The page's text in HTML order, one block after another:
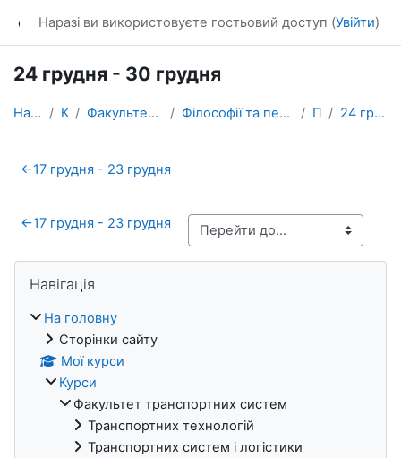
Наразі ви використовуєте гостьовий доступ (Увійти)
24 грудня - 30 грудня
На головну Курси Факультет транспортних систем Філософії та педагогіки професійної підготовки ПЛ_22 24 грудня - 30 грудня
Схема розділу
←17 грудня - 23 грудня
←17 грудня - 23 грудня
Навігація
На головну
Сторінки сайту
Мої курси
Курси
Факультет транспортних систем
Транспортних технологій
Транспортних систем і логістики